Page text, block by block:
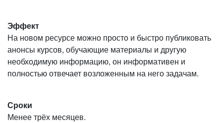
Эффект
На новом ресурсе можно просто и быстро публиковать
анонсы курсов, обучающие материалы и другую
необходимую информацию, он информативен и
полностью отвечает возложенным на него задачам.
Сроки
Менее трёх месяцев.